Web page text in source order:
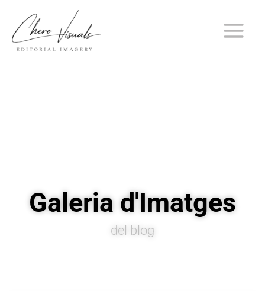
contingut
Galeria d'Imatges
del blog